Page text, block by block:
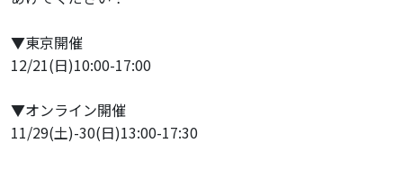
▼東京開催
12/21(日)10:00-17:00
▼オンライン開催
11/29(土)-30(日)13:00-17:30